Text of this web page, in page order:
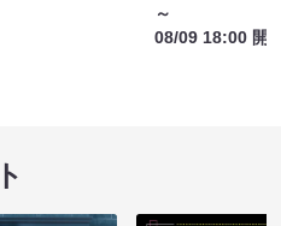
～
08/09 18:00 開